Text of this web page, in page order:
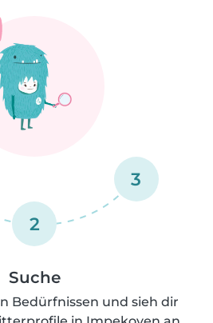
2
3
Suche
Bedürfnissen und sieh dir